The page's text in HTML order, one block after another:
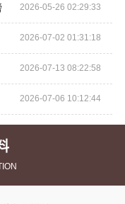
2026-05-26 02:29:33
2026-07-02 01:31:18
2026-07-13 08:22:58
2026-07-06 10:12:44